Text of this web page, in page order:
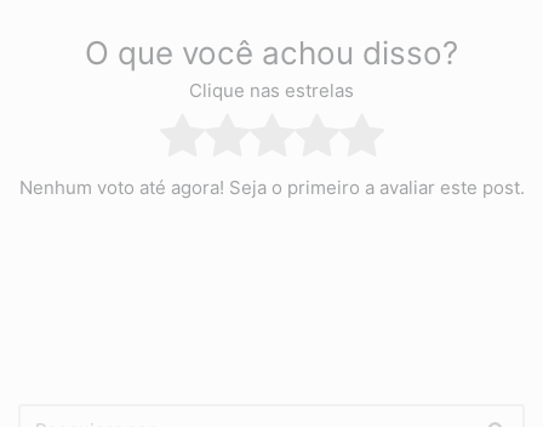
O que você achou disso?
Clique nas estrelas
Nenhum voto até agora! Seja o primeiro a avaliar este post.